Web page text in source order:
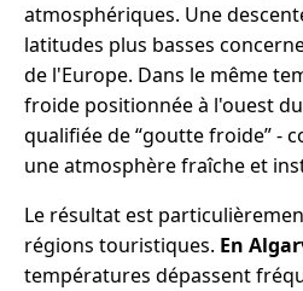
atmosphériques. Une
latitudes plus basses
de l'Europe. Dans le même
froide positionnée à l'ouest
qualifiée de “goutte froide” -
une atmosphère fraîche et
Le résultat est
régions touristiques. En
températures dépassent